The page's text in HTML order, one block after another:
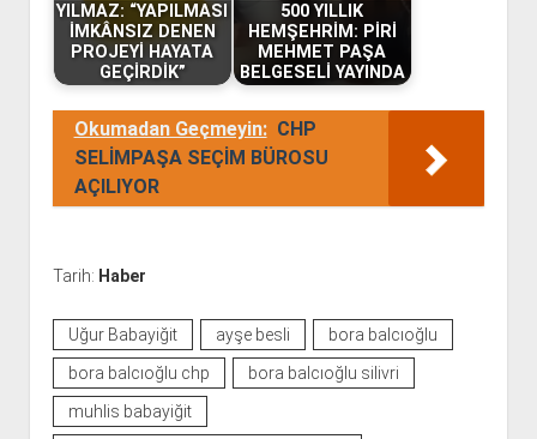
YILMAZ: “YAPILMASI
İMKÂNSIZ DENEN
PROJEYİ HAYATA
GEÇİRDİK”
500 YILLIK
HEMŞEHRİM: PİRİ
MEHMET PAŞA
BELGESELİ YAYINDA
Okumadan Geçmeyin: CHP
SELİMPAŞA SEÇİM BÜROSU
AÇILIYOR
Tarih: Haber
Uğur Babayiğit ayşe besli
bora balcıoğlu
bora balcıoğlu chp
bora balcıoğlu silivri
muhlis babayiğit